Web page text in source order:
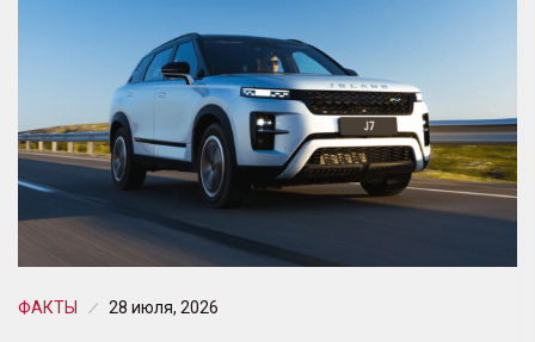
ФАКТЫ 28 июля, 2026